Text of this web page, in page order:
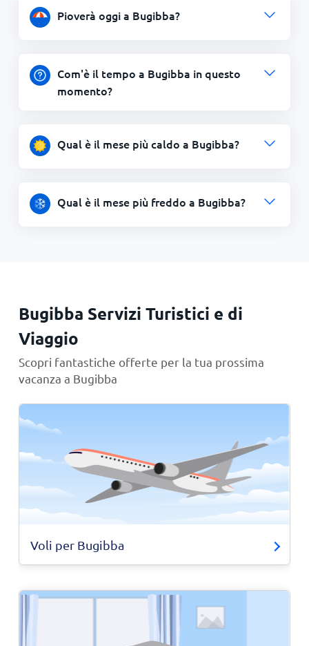
Pioverà oggi a Bugibba?
Com'è il tempo a Bugibba in questo
momento?
Qual è il mese più caldo a Bugibba?
Qual è il mese più freddo a Bugibba?
Bugibba Servizi Turistici e di
Viaggio
Scopri fantastiche offerte per la tua prossima
vacanza a Bugibba
Voli per Bugibba